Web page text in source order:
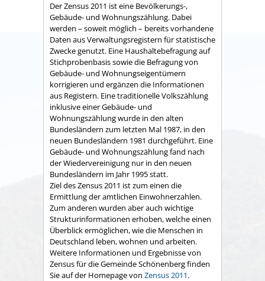
Der Zensus 2011 ist eine Bevölkerungs-,
Gebäude- und Wohnungszählung. Dabei
werden – soweit möglich – bereits vorhandene
Daten aus Verwaltungsregistern für statistische
Zwecke genutzt. Eine Haushaltebefragung auf
Stichprobenbasis sowie die Befragung von
Gebäude- und Wohnungseigentümern
korrigieren und ergänzen die Informationen
aus Registern. Eine traditionelle Volkszählung
inklusive einer Gebäude- und
Wohnungszählung wurde in den alten
Bundesländern zum letzten Mal 1987, in den
neuen Bundesländern 1981 durchgeführt. Eine
Gebäude- und Wohnungszählung fand nach
der Wiedervereinigung nur in den neuen
Bundesländern im Jahr 1995 statt.
Ziel des Zensus 2011 ist zum einen die
Ermittlung der amtlichen Einwohnerzahlen.
Zum anderen wurden aber auch wichtige
Strukturinformationen erhoben, welche einen
Überblick ermöglichen, wie die Menschen in
Deutschland leben, wohnen und arbeiten.
Weitere Informationen und Ergebnisse von
Zensus für die Gemeinde Schönenberg finden
Sie auf der Homepage von Zensus 2011.